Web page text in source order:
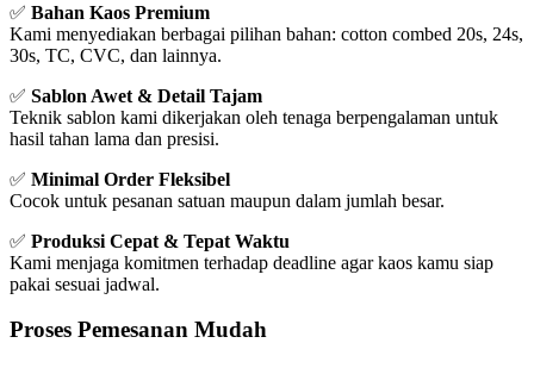
✅ Bahan Kaos Premium
Kami menyediakan berbagai pilihan bahan: cotton combed 20s, 24s,
30s, TC, CVC, dan lainnya.
✅ Sablon Awet & Detail Tajam
Teknik sablon kami dikerjakan oleh tenaga berpengalaman untuk
hasil tahan lama dan presisi.
✅ Minimal Order Fleksibel
Cocok untuk pesanan satuan maupun dalam jumlah besar.
✅ Produksi Cepat & Tepat Waktu
Kami menjaga komitmen terhadap deadline agar kaos kamu siap
pakai sesuai jadwal.
Proses Pemesanan Mudah